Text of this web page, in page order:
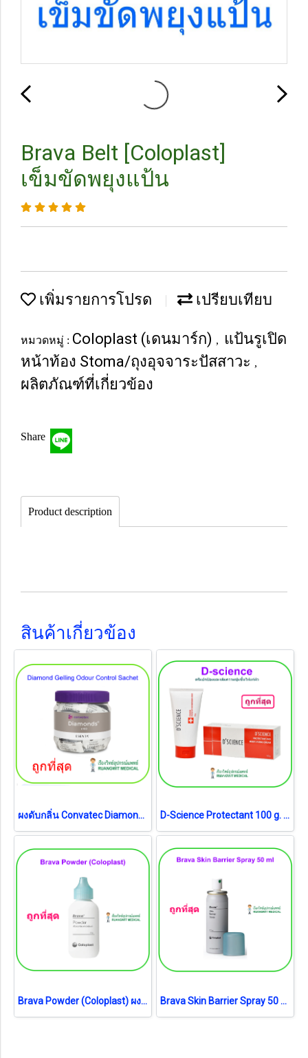
Brava Belt [Coloplast]
เข็มขัดพยุงแป้น
เพิ่มรายการโปรด เปรียบเทียบ
หมวดหมู่ : Coloplast (เดนมาร์ก) ,
แป้นรูเปิด
หน้าท้อง Stoma/ถุงอุจจาระปัสสาวะ ,
ผลิตภัณฑ์ที่เกี่ยวข้อง
Share
Product description
สินค้าเกี่ยวข้อง
ผงดับกลิ่น Convatec Diamond Gelling ( 1ซอง) D-Science Protectant 100 g. (exp 12-2027)
Brava Powder (Coloplast) ผงรักษาแผลรอบรูเปิดทวารเทียม (exp 11-2027) Brava Skin Barrier Spray 50 ml [Coloplast] สเปรย์เคลือบปกป้องผิว